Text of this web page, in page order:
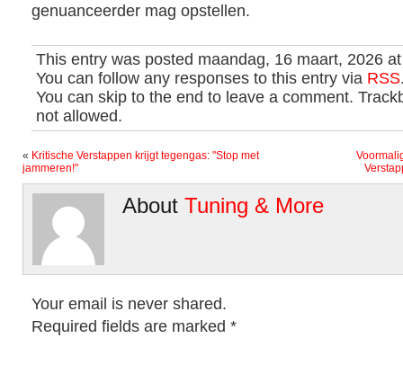
genuanceerder mag opstellen.
This entry was posted maandag, 16 maart, 2026
You can follow any responses to this entry via RSS
You can skip to the end to leave a comment.
not allowed.
« Kritische Verstappen krijgt tegengas: "Stop met
jammeren!"
About Tuning & More
Your email is never shared.
Required fields are marked *